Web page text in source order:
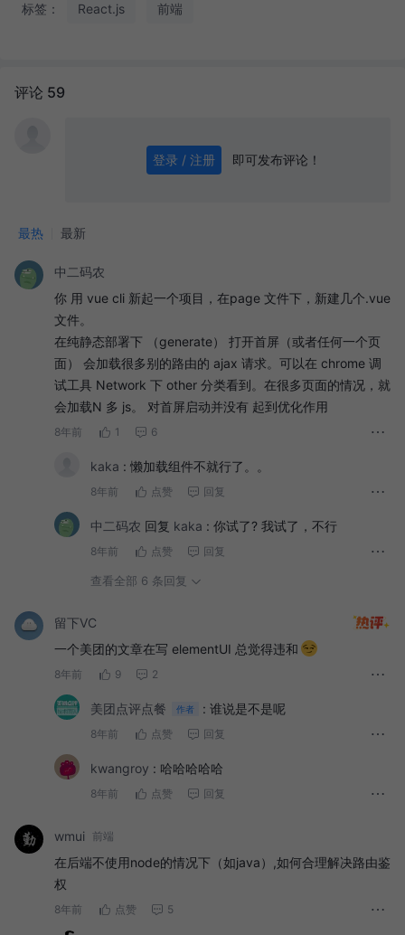
标签： React.js 前端
评论 59
登录 / 注册 即可发布评论！
最热 最新
中二码农
你 用 vue cli 新起一个项目，在page 文件下，新建几个.vue
文件。
在纯静态部署下 （generate） 打开首屏（或者任何一个页
面） 会加载很多别的路由的 ajax 请求。可以在 chrome 调
试工具 Network 下 other 分类看到。在很多页面的情况，就
会加载N 多 js。 对首屏启动并没有 起到优化作用
8年前 1 6
kaka : 懒加载组件不就行了。。
8年前 点赞 回复
中二码农 回复 kaka : 你试了? 我试了，不行
8年前 点赞 回复
查看全部 6 条回复
留下VC
一个美团的文章在写 elementUI 总觉得违和
8年前 9 2
美团点评点餐 作者 : 谁说是不是呢
8年前 点赞 回复
kwangroy : 哈哈哈哈哈
8年前 点赞 回复
wmui 前端
在后端不使用node的情况下（如java）,如何合理解决路由鉴
权
8年前 点赞 5